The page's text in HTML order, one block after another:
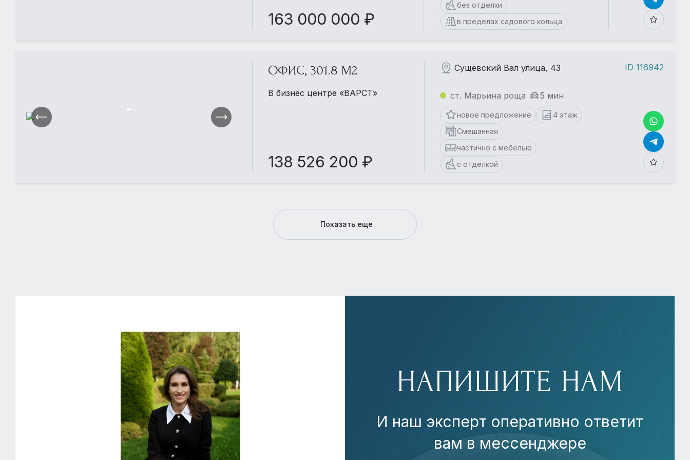
163 000 000 ₽
без отделки
в пределах садового кольца
ОФИС, 301.8 М2
В бизнес центре «ВАРСТ»
138 526 200 ₽
Сущёвский Вал улица, 43
ст. Марьина роща 5 мин
новое предложение
4 этаж
Смешанная
частично с мебелью
с отделкой
ID 116942
Показать еще
НАПИШИТЕ НАМ
И наш эксперт оперативно ответит
вам в мессенджере